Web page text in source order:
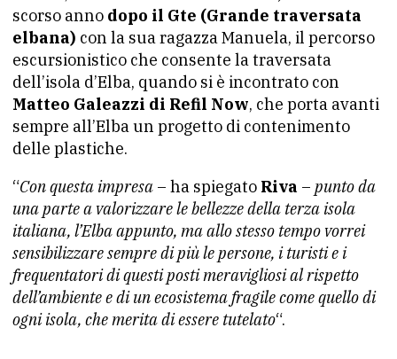
scorso anno dopo il Gte (Grande traversata
elbana) con la sua ragazza Manuela, il percorso
escursionistico che consente la traversata
dell’isola d’Elba, quando si è incontrato con
Matteo Galeazzi di Refil Now, che porta avanti
sempre all’Elba un progetto di contenimento
delle plastiche.
“Con questa impresa – ha spiegato Riva – punto da
una parte a valorizzare le bellezze della terza isola
italiana, l’Elba appunto, ma allo stesso tempo vorrei
sensibilizzare sempre di più le persone, i turisti e i
frequentatori di questi posti meravigliosi al rispetto
dell’ambiente e di un ecosistema fragile come quello di
ogni isola, che merita di essere tutelato“.